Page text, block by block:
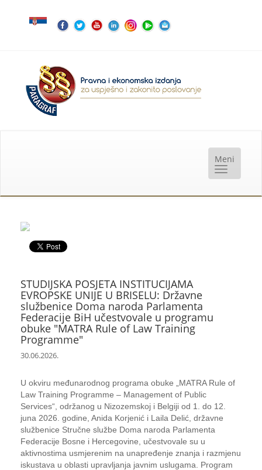
STUDIJSKA POSJETA INSTITUCIJAMA
EVROPSKE UNIJE U BRISELU: Državne
službenice Doma naroda Parlamenta
Federacije BiH učestvovale u programu
obuke "MATRA Rule of Law Training
Programme"
30.06.2026.
U okviru međunarodnog programa obuke „MATRA Rule of
Law Training Programme – Management of Public
Services“, održanog u Nizozemskoj i Belgiji od 1. do 12.
juna 2026. godine, Anida Korjenić i Laila Delić, državne
službenice Stručne službe Doma naroda Parlamenta
Federacije Bosne i Hercegovine, učestvovale su u
aktivnostima usmjerenim na unapređenje znanja i razmjenu
iskustava u oblasti upravljanja javnim uslugama. Program